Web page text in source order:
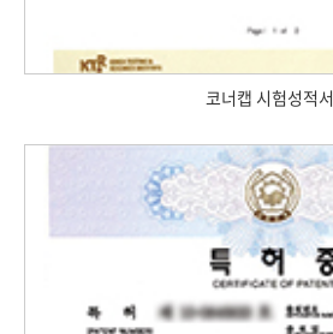
코너캡 시험성적서